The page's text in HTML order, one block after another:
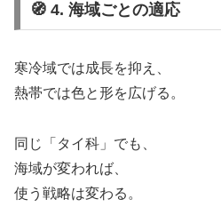
🧭 4. 海域ごとの適応
寒冷域では成長を抑え、
熱帯では色と形を広げる。
同じ「タイ科」でも、
海域が変われば、
使う戦略は変わる。